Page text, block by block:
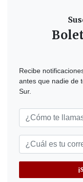
Recibe
antes que nadie de
Sur.